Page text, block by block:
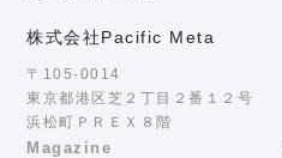
株式会社Pacific Meta
〒105-0014
東京都港区芝２丁目２番１２号
浜松町ＰＲＥＸ８階
Magazine